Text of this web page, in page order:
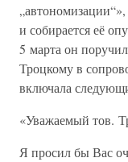
и собирается её
5 марта он
Троцкому в
включала
«Уважаемый тов.
Я просил бы Вас